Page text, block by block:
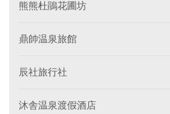
熊熊杜鵑花圃坊
鼎帥温泉旅館
辰社旅行社
沐舎温泉渡假酒店